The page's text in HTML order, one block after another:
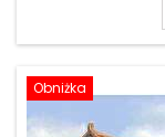
Obniżka